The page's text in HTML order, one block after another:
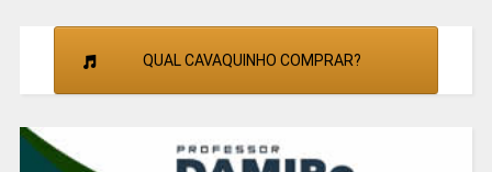
QUAL CAVAQUINHO COMPRAR?